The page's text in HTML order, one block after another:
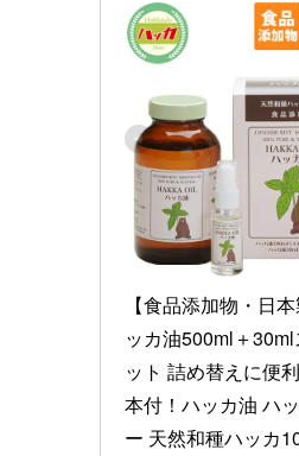
【食品添加物・日
ッカ油500ml＋
ット 詰め替えに便
本付！ハッカ油 ハ
ー 天然和種ハッカ